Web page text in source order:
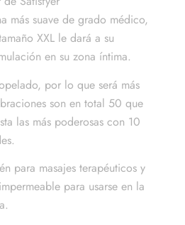
más suave de grado médico,
XXL le dará a su
en su zona íntima.
por lo que será más
son en total 50 que
las más poderosas con 10
para masajes terapéuticos y
para usarse en la